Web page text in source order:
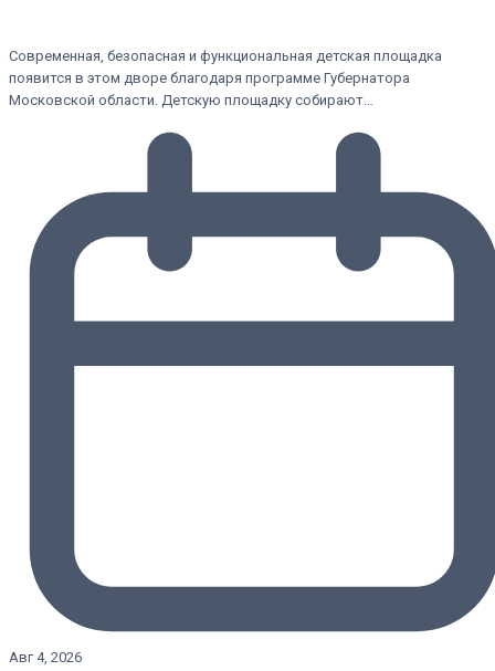
Современная, безопасная и функциональная детская площадка
появится в этом дворе благодаря программе Губернатора
Московской области. Детскую площадку собирают…
Авг 4, 2026